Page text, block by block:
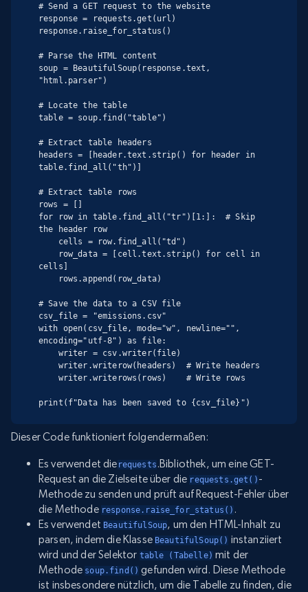
# Send a GET request to the website
response = requests.get(url)
response.raise_for_status()
# Parse the HTML content
soup = BeautifulSoup(response.text,
"html.parser")
# Locate the table
table = soup.find("table")
# Extract table headers
headers = [header.text.strip() for header in
table.find_all("th")]
# Extract table rows
rows = []
for row in table.find_all("tr")[1:]:  # Skip
the header row
cells]
# Save the data to a CSV file
csv_file = "emissions.csv"
with open(csv_file, mode="w", newline="",
encoding="utf-8") as file:
print(f"Data has been saved to {csv_file}")
Dieser Code funktioniert folgendermaßen:
Es verwendet die requests .Bibliothek, um eine GET-
Request an die Zielseite über die requests.get() -
Methode zu senden und prüft auf Request-Fehler über
die Methode response.raise_for_status() .
Es verwendetBeautifulSoup, um den HTML-Inhalt zu
parsen, indem die KlasseBeautifulSoup() instanziiert
wird und der Selektor table (Tabelle) mit der
Methode soup.find() gefunden wird. Diese Methode
ist insbesondere nützlich, um die Tabelle zu finden, die